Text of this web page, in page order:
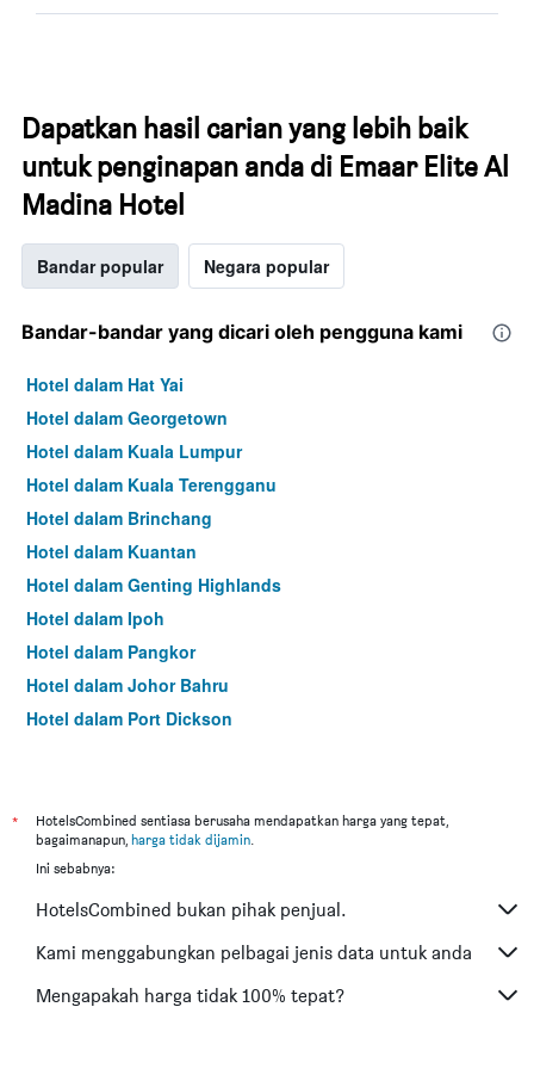
Dapatkan hasil carian yang lebih baik
untuk penginapan anda di Emaar Elite Al
Madina Hotel
Bandar popular Negara popular
Bandar-bandar yang dicari oleh pengguna kami
Hotel dalam Hat Yai
Hotel dalam Georgetown
Hotel dalam Kuala Lumpur
Hotel dalam Kuala Terengganu
Hotel dalam Brinchang
Hotel dalam Kuantan
Hotel dalam Genting Highlands
Hotel dalam Ipoh
Hotel dalam Pangkor
Hotel dalam Johor Bahru
Hotel dalam Port Dickson
*
HotelsCombined sentiasa berusaha mendapatkan harga yang tepat,
bagaimanapun, harga tidak dijamin.
Ini sebabnya:
HotelsCombined bukan pihak penjual.
Kami menggabungkan pelbagai jenis data untuk anda
Mengapakah harga tidak 100% tepat?